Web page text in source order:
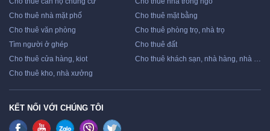
Cho thuê nhà mặt phố
Cho thuê mặt bằng
Cho thuê văn phòng
Cho thuê phòng trọ, nhà trọ
Tìm người ở ghép
Cho thuê đất
Cho thuê cửa hàng, kiot
Cho thuê khách sạn, nhà hàng, nhà nghỉ
Cho thuê kho, nhà xưởng
KẾT NỐI VỚI CHÚNG TÔI